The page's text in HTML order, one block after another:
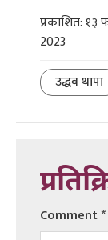
प्रकाशित:
2023
उद्धव थापा
Comment*